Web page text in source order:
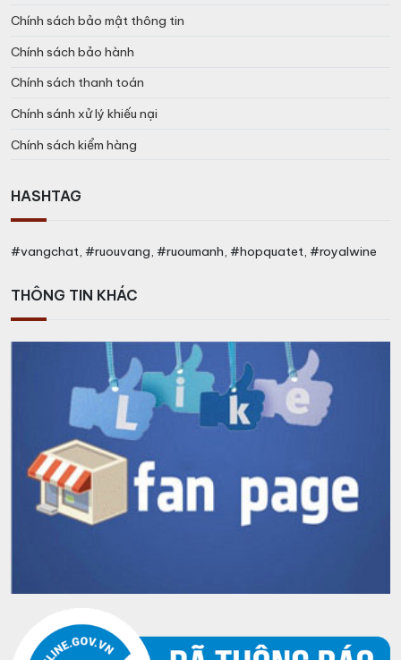
Chính sách bảo mật thông tin
Chính sách bảo hành
Chính sách thanh toán
Chính sánh xử lý khiếu nại
Chính sách kiểm hàng
HASHTAG
#vangchat, #ruouvang, #ruoumanh, #hopquatet, #royalwine
THÔNG TIN KHÁC